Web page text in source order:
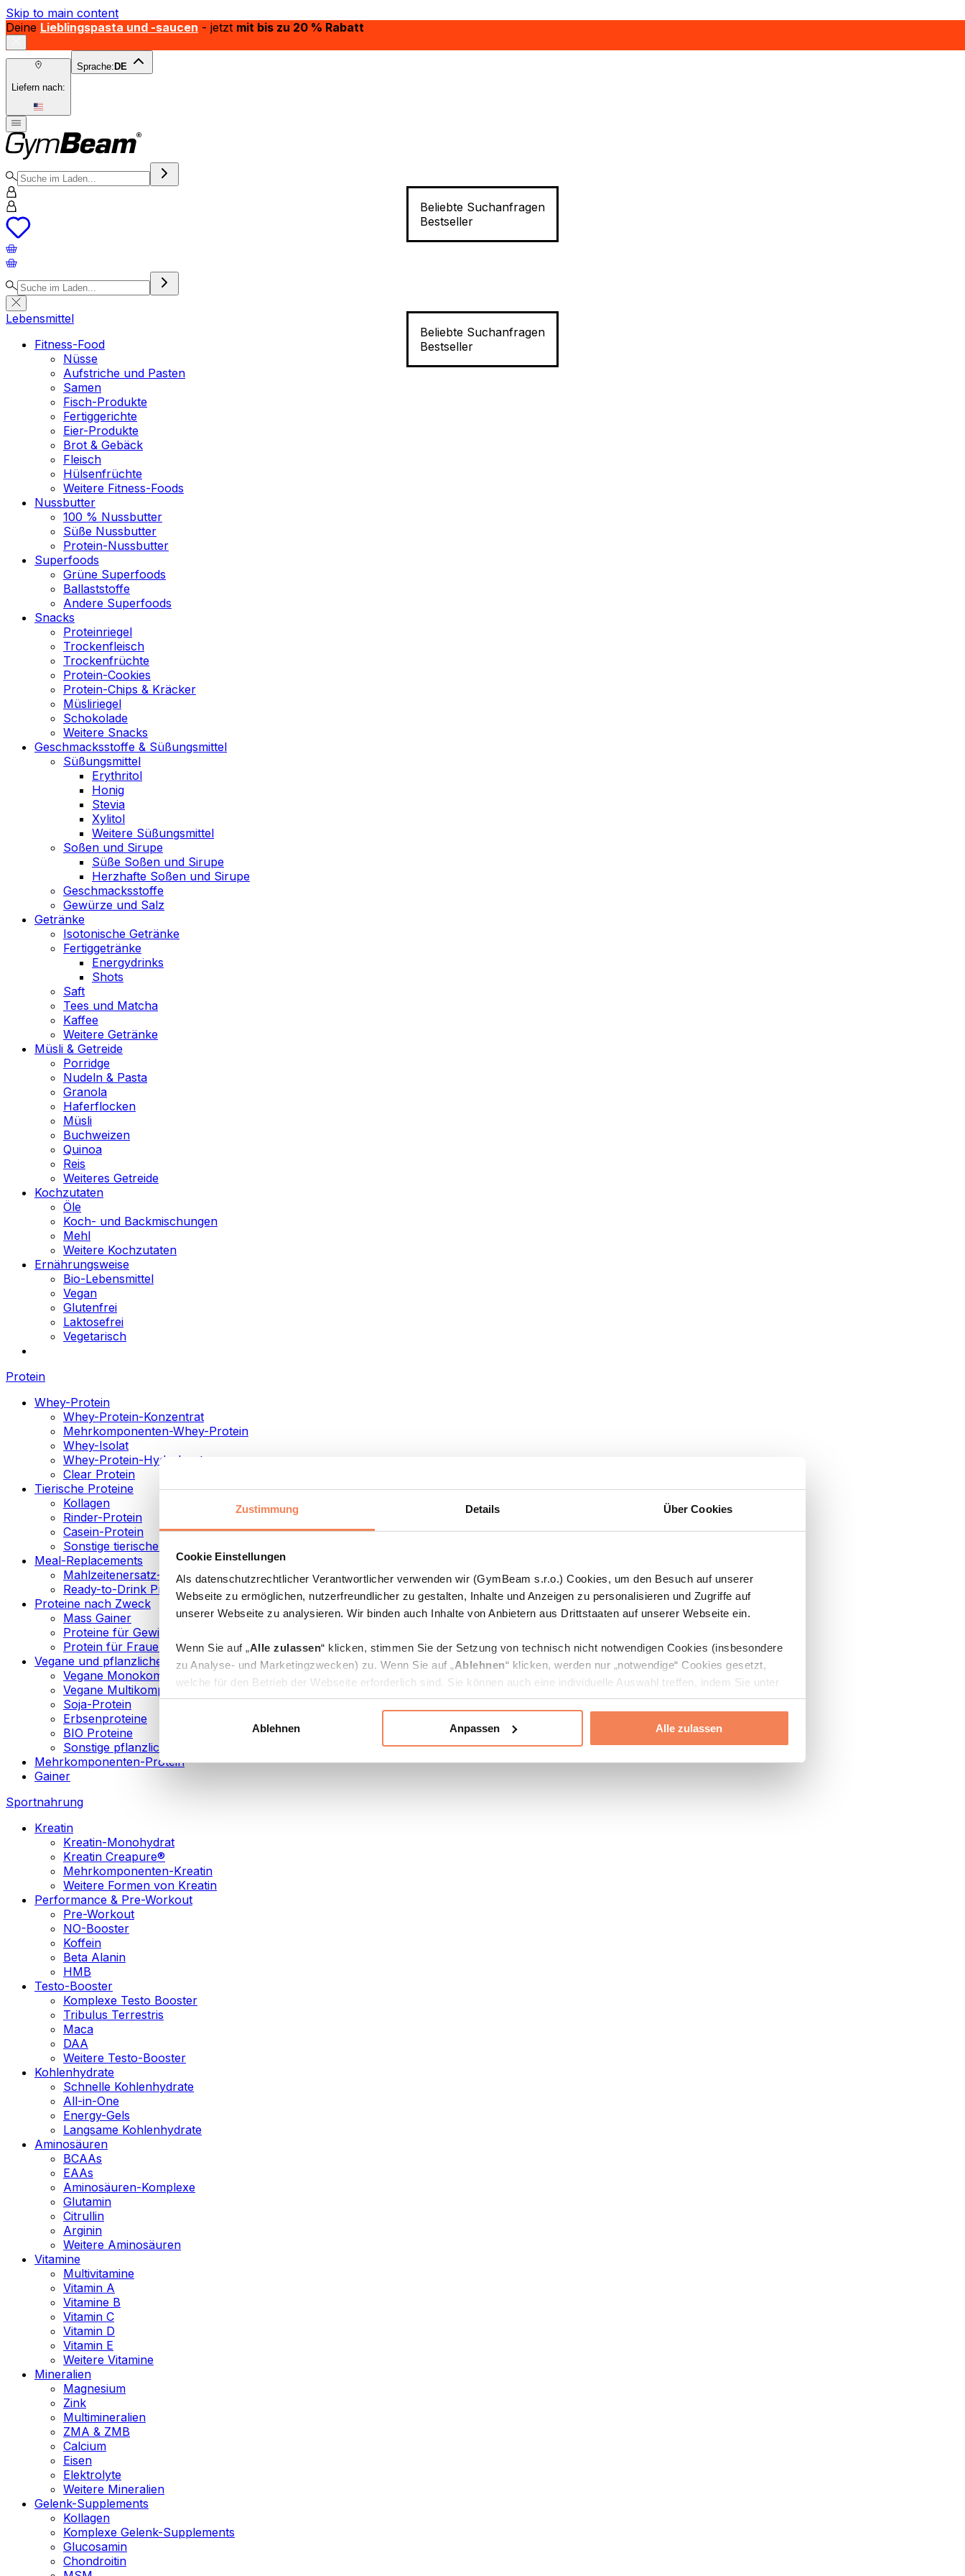
Zustimmung Details Über Cookies
Cookie Einstellungen
Als datenschutzrechtlicher Verantwortlicher verwenden wir (GymBeam s.r.o.) Cookies, um den Besuch auf unserer
Webseite zu ermöglichen, nutzerfreundlicher zu gestalten, Inhalte und Anzeigen zu personalisieren und Zugriffe auf
unserer Webseite zu analysieren. Wir binden auch Inhalte von Anbietern aus Drittstaaten auf unserer Webseite ein.
Wenn Sie auf „Alle zulassen“ klicken, stimmen Sie der Setzung von technisch nicht notwendigen Cookies (insbesondere
zu Analyse- und Marketingzwecken) zu. Wenn Sie auf „Ablehnen“ klicken, werden nur „notwendige“ Cookies gesetzt,
welche für den Betrieb der Webseite erforderlich sind. Sie können auch eine individuelle Auswahl treffen, indem Sie unter
„Anpassen“ einzelne Kategorien an- oder abwählen und „Auswahl erlauben“ klicken.
Weitere Informationen über die Verarbeitung Ihrer Daten finden Sie in den Unterpunkten „Details“ und „Über Cookies“
Ablehnen Anpassen Alle zulassen
Skip to main content
Deine Lieblingspasta und -saucen - jetzt mit bis zu 20 % Rabatt
Liefern nach:
Sprache: DE
Beliebte Suchanfragen
Bestseller
Beliebte Suchanfragen
Bestseller
Lebensmittel
Fitness-Food
Nüsse
Aufstriche und Pasten
Samen
Fisch-Produkte
Fertiggerichte
Eier-Produkte
Brot & Gebäck
Fleisch
Hülsenfrüchte
Weitere Fitness-Foods
Nussbutter
100 % Nussbutter
Süße Nussbutter
Protein-Nussbutter
Superfoods
Grüne Superfoods
Ballaststoffe
Andere Superfoods
Snacks
Proteinriegel
Trockenfleisch
Trockenfrüchte
Protein-Cookies
Protein-Chips & Kräcker
Müsliriegel
Schokolade
Weitere Snacks
Geschmacksstoffe & Süßungsmittel
Süßungsmittel
Erythritol
Honig
Stevia
Xylitol
Weitere Süßungsmittel
Soßen und Sirupe
Süße Soßen und Sirupe
Herzhafte Soßen und Sirupe
Geschmacksstoffe
Gewürze und Salz
Getränke
Isotonische Getränke
Fertiggetränke
Energydrinks
Shots
Saft
Tees und Matcha
Kaffee
Weitere Getränke
Müsli & Getreide
Porridge
Nudeln & Pasta
Granola
Haferflocken
Müsli
Buchweizen
Quinoa
Reis
Weiteres Getreide
Kochzutaten
Öle
Koch- und Backmischungen
Mehl
Weitere Kochzutaten
Ernährungsweise
Bio-Lebensmittel
Vegan
Glutenfrei
Laktosefrei
Vegetarisch
Protein
Whey-Protein
Whey-Protein-Konzentrat
Mehrkomponenten-Whey-Protein
Whey-Isolat
Whey-Protein-Hydrolysat
Clear Protein
Tierische Proteine
Kollagen
Rinder-Protein
Casein-Protein
Sonstige tierische Proteine
Meal-Replacements
Mahlzeitenersatz-Pulver
Ready-to-Drink Proteingetränke
Proteine nach Zweck
Mass Gainer
Proteine für Gewichtsverlust
Protein für Frauen
Vegane und pflanzliche Proteine
Vegane Monokomponenten-Proteine
Vegane Multikomponenten-Proteine
Soja-Protein
Erbsenproteine
BIO Proteine
Sonstige pflanzliche Proteine
Mehrkomponenten-Protein
Gainer
Sportnahrung
Kreatin
Kreatin-Monohydrat
Kreatin Creapure®
Mehrkomponenten-Kreatin
Weitere Formen von Kreatin
Performance & Pre-Workout
Pre-Workout
NO-Booster
Koffein
Beta Alanin
HMB
Testo-Booster
Komplexe Testo Booster
Tribulus Terrestris
Maca
DAA
Weitere Testo-Booster
Kohlenhydrate
Schnelle Kohlenhydrate
All-in-One
Energy-Gels
Langsame Kohlenhydrate
Aminosäuren
BCAAs
EAAs
Aminosäuren-Komplexe
Glutamin
Citrullin
Arginin
Weitere Aminosäuren
Vitamine
Multivitamine
Vitamin A
Vitamine B
Vitamin C
Vitamin D
Vitamin E
Weitere Vitamine
Mineralien
Magnesium
Zink
Multimineralien
ZMA & ZMB
Calcium
Eisen
Elektrolyte
Weitere Mineralien
Gelenk-Supplements
Kollagen
Komplexe Gelenk-Supplements
Glucosamin
Chondroitin